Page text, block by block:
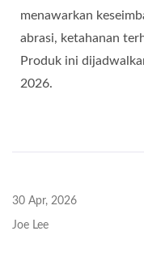
menawarkan
abrasi, ketahanan
Produk ini
2026.
30 Apr, 2026
Joe Lee